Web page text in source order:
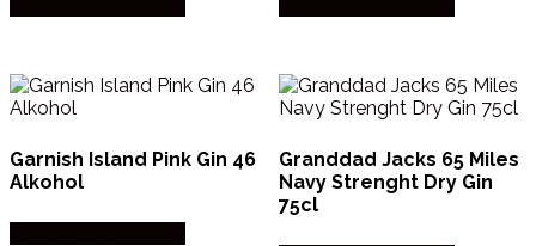
Garnish Island Pink Gin 46
Alkohol
Granddad Jacks 65 Miles
Navy Strenght Dry Gin
75cl